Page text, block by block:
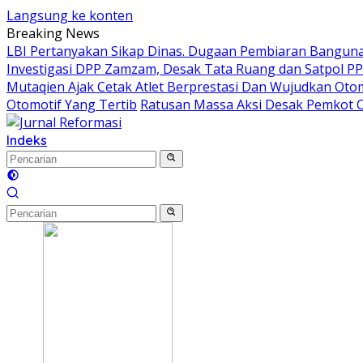
Langsung ke konten
Breaking News
LBI Pertanyakan Sikap Dinas. Dugaan Pembiaran
Investigasi DPP Zamzam, Desak Tata Ruang dan Satpol
Mutaqien Ajak Cetak Atlet Berprestasi Dan Wujudkan
Otomotif Yang Tertib Ratusan Massa Aksi Desak
Indeks